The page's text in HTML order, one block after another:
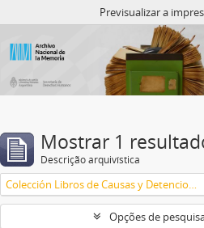
Previsualizar a
Mostrar 1
Descrição arquivística
Colección Libros de Causas y Detenciones del CAMARON
Opções de